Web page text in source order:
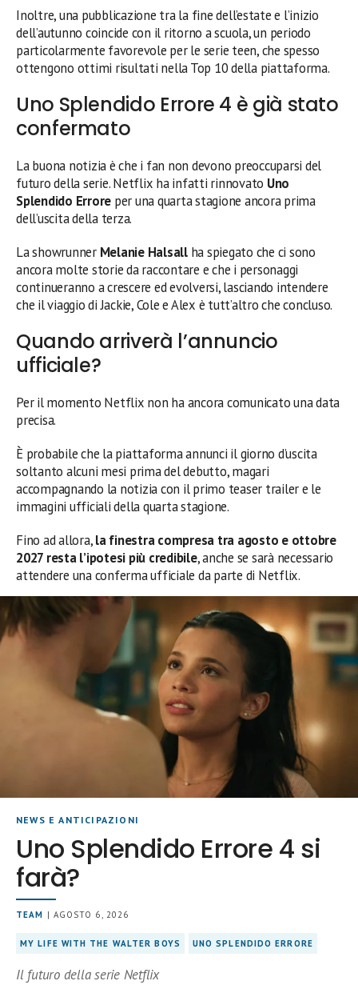
Inoltre, una pubblicazione tra la fine dell’estate e l’inizio
dell’autunno coincide con il ritorno a scuola, un periodo
particolarmente favorevole per le serie teen, che spesso
ottengono ottimi risultati nella Top 10 della piattaforma.
Uno Splendido Errore 4 è già stato
confermato
La buona notizia è che i fan non devono preoccuparsi del
futuro della serie. Netflix ha infatti rinnovato Uno
Splendido Errore per una quarta stagione ancora prima
dell’uscita della terza.
La showrunner Melanie Halsallha spiegato che ci sono
ancora molte storie da raccontare e che i personaggi
continueranno a crescere ed evolversi, lasciando intendere
che il viaggio di Jackie, Cole e Alex è tutt’altro che concluso.
Quando arriverà l’annuncio
ufficiale?
Per il momento Netflix non ha ancora comunicato una data
precisa.
È probabile che la piattaforma annunci il giorno d’uscita
soltanto alcuni mesi prima del debutto, magari
accompagnando la notizia con il primo teaser trailer e le
immagini ufficiali della quarta stagione.
Fino ad allora,la finestra compresa tra agosto e ottobre
2027 resta l’ipotesi più credibile, anche se sarà necessario
attendere una conferma ufficiale da parte di Netflix.
NEWS E ANTICIPAZIONI
Uno Splendido Errore 4 si
farà?
TEAM | AGOSTO 6, 2026
MY LIFE WITH THE WALTER BOYS UNO SPLENDIDO ERRORE
Il futuro della serie Netflix